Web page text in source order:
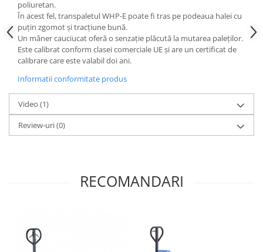
poliuretan.
În acest fel, transpaletul WHP-E poate fi tras pe podeaua halei cu
puțin zgomot și tracțiune bună.
Un mâner cauciucat oferă o senzație plăcută la mutarea paleților.
Este calibrat conform clasei comerciale UE și are un certificat de
calibrare care este valabil doi ani.
Informatii conformitate produs
Video (1)
Review-uri(0)
RECOMANDARI